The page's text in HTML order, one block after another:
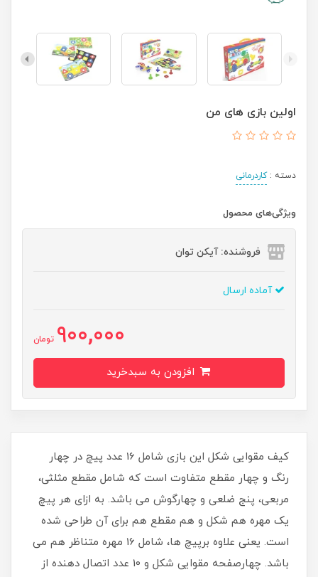
اولین بازی های من
دسته :کاردرمانی
ویژگی‌های محصول
فروشنده: آیکن توان
آماده ارسال
900,000 تومان
کیف مقوایی شکل این بازی شامل 16 عدد پیچ در چهار
رنگ و چهار مقطع متفاوت است که شامل مقطع مثلثی،
مربعی، پنج ضلعی و چهارگوش می باشد. به ازای هر پیچ
یک مهره هم شکل و هم مقطع هم برای آن طراحی شده
است. یعنی علاوه برپیچ ها، شامل 16 مهره متناظر هم می
باشد. چهارصفحه مقوایی شکل و 10 عدد اتصال دهنده از